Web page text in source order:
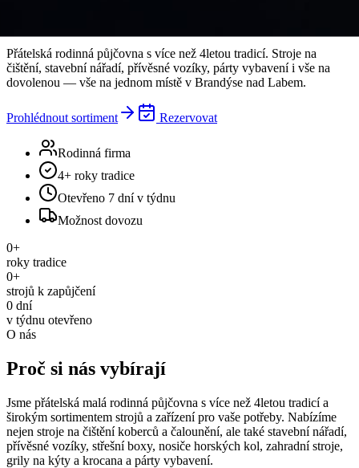
Přátelská rodinná půjčovna s více než 4letou tradicí. Stroje na
čištění, stavební nářadí, přívěsné vozíky, párty vybavení i vše na
dovolenou — vše na jednom místě v Brandýse nad Labem.
Prohlédnout sortiment Rezervovat
Rodinná firma
4+ roky tradice
Otevřeno 7 dní v týdnu
Možnost dovozu
0+
roky tradice
0+
strojů k zapůjčení
0 dní
v týdnu otevřeno
O nás
Proč si nás vybírají
Jsme přátelská malá rodinná půjčovna s více než 4letou tradicí a
širokým sortimentem strojů a zařízení pro vaše potřeby. Nabízíme
nejen stroje na čištění koberců a čalounění, ale také stavební nářadí,
přívěsné vozíky, střešní boxy, nosiče horských kol, zahradní stroje,
grily na kýty a krocana a párty vybavení.